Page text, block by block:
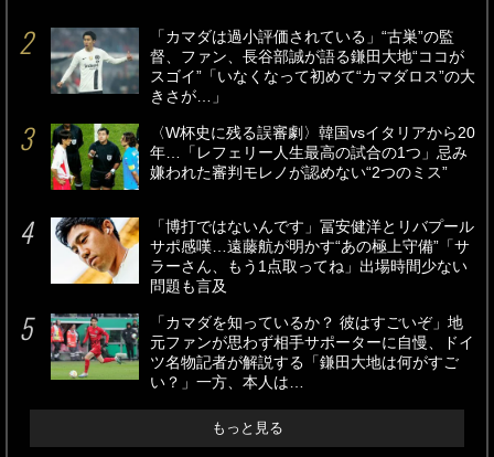
「カマダは過小評価されている」“古巣”の監
督、ファン、長谷部誠が語る鎌田大地“ココが
スゴイ”「いなくなって初めて“カマダロス”の大
きさが…」
〈W杯史に残る誤審劇〉韓国vsイタリアから20
年…「レフェリー人生最高の試合の1つ」忌み
嫌われた審判モレノが認めない“2つのミス”
「博打ではないんです」冨安健洋とリバプール
サポ感嘆…遠藤航が明かす“あの極上守備”「サ
ラーさん、もう1点取ってね」出場時間少ない
問題も言及
「カマダを知っているか？ 彼はすごいぞ」地
元ファンが思わず相手サポーターに自慢、ドイ
ツ名物記者が解説する「鎌田大地は何がすご
い？」一方、本人は…
もっと見る